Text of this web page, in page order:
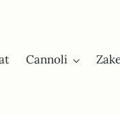
Cannoli